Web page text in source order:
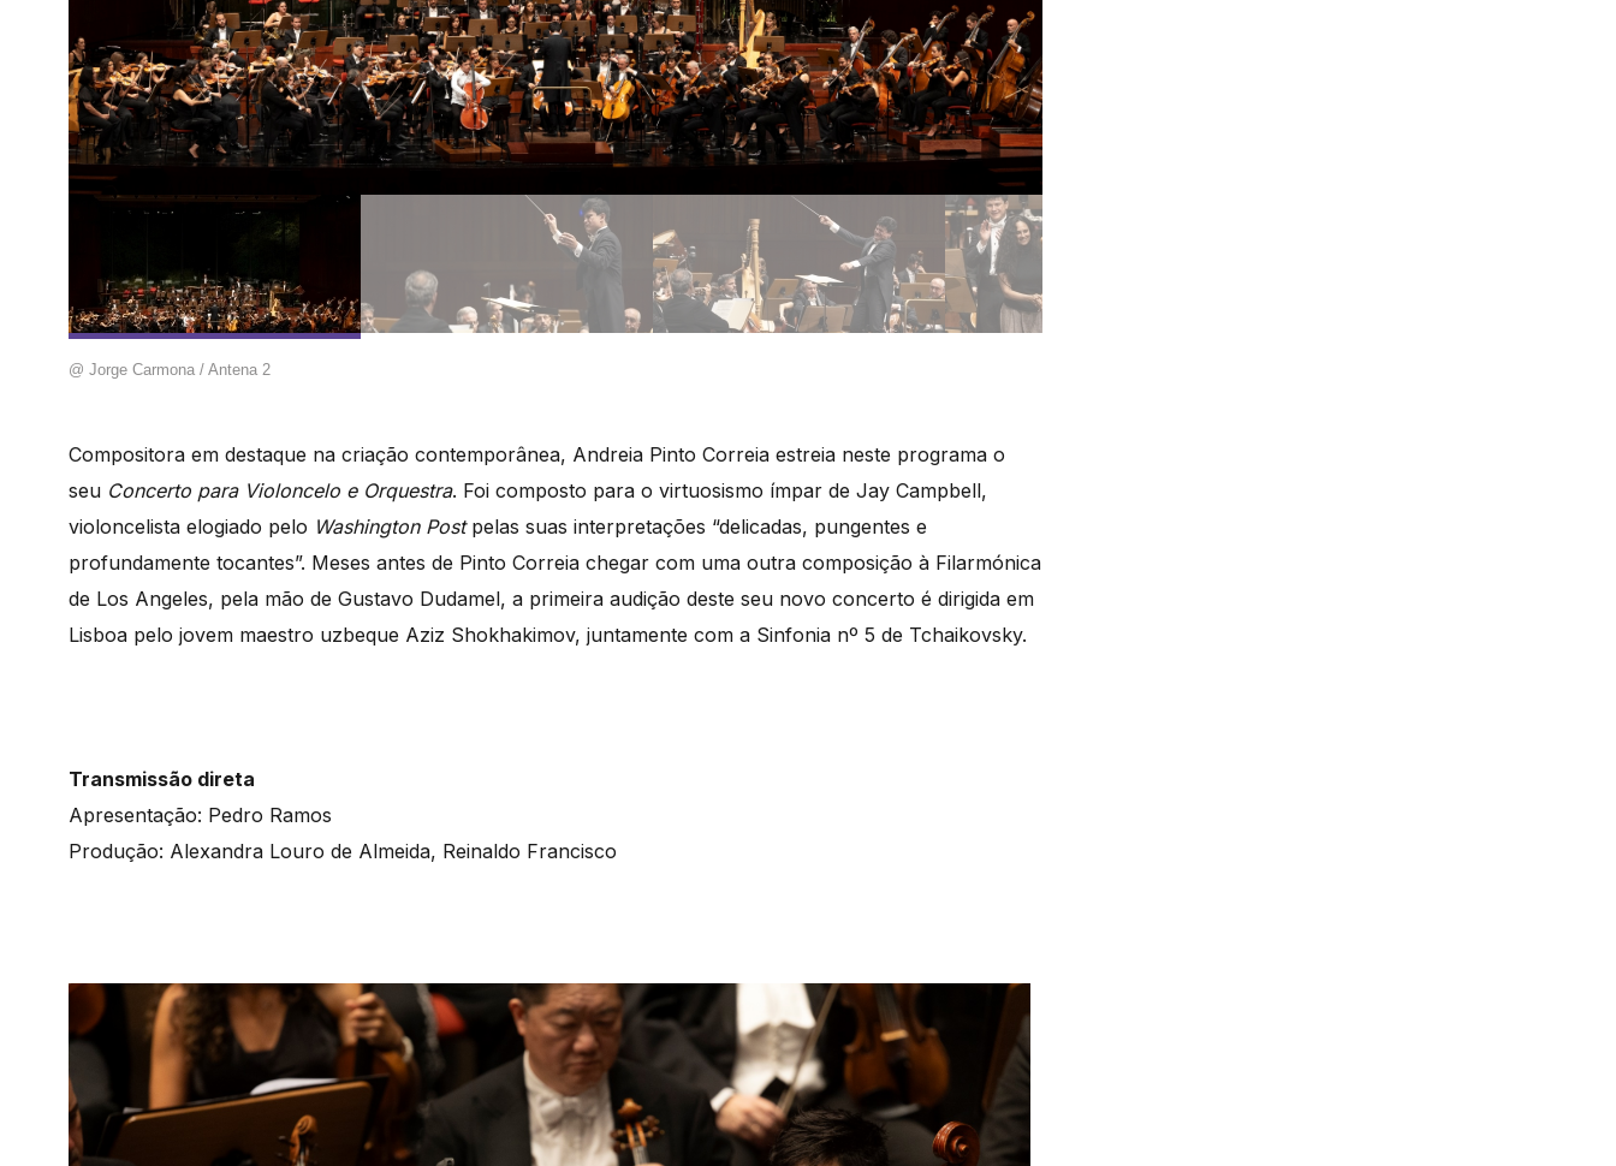
@ Jorge Carmona / Antena 2
Compositora em destaque na criação contemporânea, Andreia Pinto Correia estreia neste programa o
seu Concerto para Violoncelo e Orquestra. Foi composto para o virtuosismo ímpar de Jay Campbell,
violoncelista elogiado pelo Washington Postpelas suas interpretações “delicadas, pungentes e
profundamente tocantes”. Meses antes de Pinto Correia chegar com uma outra composição à Filarmónica
de Los Angeles, pela mão de Gustavo Dudamel, a primeira audição deste seu novo concerto é dirigida em
Lisboa pelo jovem maestro uzbeque Aziz Shokhakimov, juntamente com a Sinfonia nº 5 de Tchaikovsky.
Transmissão direta
Apresentação: Pedro Ramos
Produção: Alexandra Louro de Almeida, Reinaldo Francisco